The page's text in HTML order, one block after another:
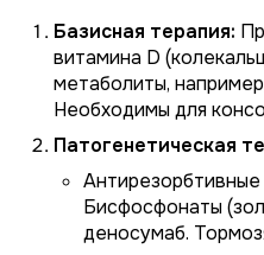
Базисная терапия:
витамина D
метаболиты,
Необходимы для
Патогенетическая
Антирезорбтивные
Бисфосфонаты
деносумаб.